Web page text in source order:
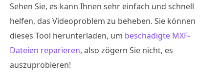
Sehen Sie, es kann Ihnen sehr einfach und schnell
helfen, das Videoproblem zu beheben. Sie können
dieses Tool herunterladen, um beschädigte MXF-
Dateien reparieren, also zögern Sie nicht, es
auszuprobieren!